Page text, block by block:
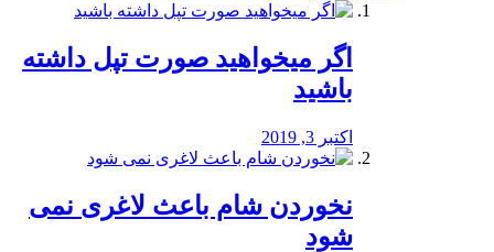
اگر میخواهید صورت تپل داشته
باشید
اکتبر 3, 2019
نخوردن شام باعث لاغری نمی
‌شود